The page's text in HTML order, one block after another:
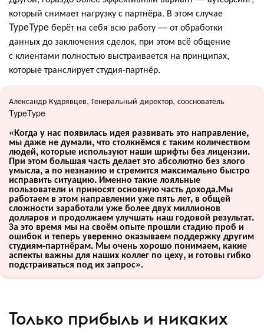
который снимает нагрузку с партнёра. В этом случае
TypeType берёт на себя всю работу — от обработки
данных до заключения сделок, при этом всё общение
с клиентами полностью выстраивается на принципах,
которые транслирует студия-партнёр.
Александр Кудрявцев, Генеральный директор, сооснователь
TypeType
«Когда у нас появилась идея развивать это направление,
мы даже не думали, что столкнёмся с таким количеством
людей, которые используют наши шрифты без лицензии.
При этом большая часть делает это абсолютно без злого
умысла, а по незнанию и стремится максимально быстро
исправить ситуацию. Именно такие лояльные
пользователи и приносят основную часть дохода.Мы
работаем в этом направлении уже пять лет, в общей
сложности заработали уже более двух миллионов
долларов и продолжаем улучшать наш годовой результат.
За это время мы на своём опыте прошли стадию проб и
ошибок и теперь уверенно оказываем поддержку другим
студиям-партнёрам. Мы очень хорошо понимаем, какие
аспекты важны для наших коллег по цеху, и готовы гибко
подстраиваться под их запрос».
Только прибыль и никаких